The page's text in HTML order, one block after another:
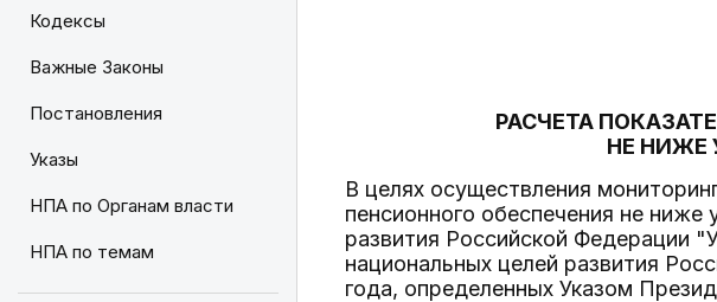
Кодексы
Важные Законы
Постановления
Указы
НПА по Органам власти
НПА по темам
РАСЧЕТА
НЕ НИЖЕ
В целях осуществления
пенсионного обеспечения не
развития Российской Федерации
национальных целей развития
года, определенных Указом